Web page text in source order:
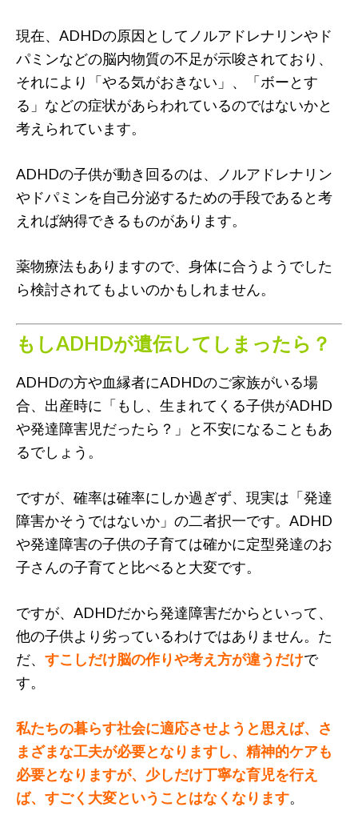
現在、ADHDの原因としてノルアドレナリンやド
パミンなどの脳内物質の不足が示唆されており、
それにより「やる気がおきない」、「ボーとす
る」などの症状があらわれているのではないかと
考えられています。
ADHDの子供が動き回るのは、ノルアドレナリン
やドパミンを自己分泌するための手段であると考
えれば納得できるものがあります。
薬物療法もありますので、身体に合うようでした
ら検討されてもよいのかもしれません。
もしADHDが遺伝してしまったら？
ADHDの方や血縁者にADHDのご家族がいる場
合、出産時に「もし、生まれてくる子供がADHD
や発達障害児だったら？」と不安になることもあ
るでしょう。
ですが、確率は確率にしか過ぎず、現実は「発達
障害かそうではないか」の二者択一です。ADHD
や発達障害の子供の子育ては確かに定型発達のお
子さんの子育てと比べると大変です。
ですが、ADHDだから発達障害だからといって、
他の子供より劣っているわけではありません。た
だ、 すこしだけ脳の作りや考え方が違うだけで
す。
私たちの暮らす社会に適応させようと思えば、さ
まざまな工夫が必要となりますし、精神的ケアも
必要となりますが、少しだけ丁寧な育児を行え
ば、すごく大変ということはなくなります。